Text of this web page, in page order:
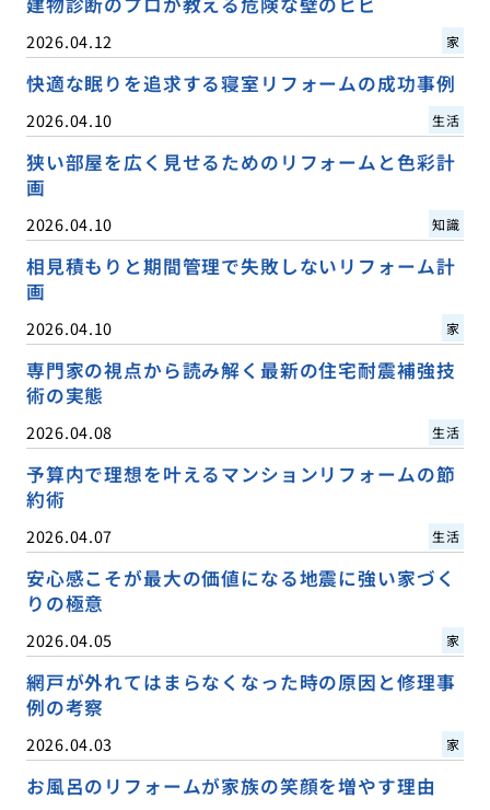
2026.04.12 家
快適な眠りを追求する寝室リフォームの成功事例
2026.04.10 生活
狭い部屋を広く見せるためのリフォームと色彩計
画
2026.04.10 知識
相見積もりと期間管理で失敗しないリフォーム計
画
2026.04.10 家
専門家の視点から読み解く最新の住宅耐震補強技
術の実態
2026.04.08 生活
予算内で理想を叶えるマンションリフォームの節
約術
2026.04.07 生活
安心感こそが最大の価値になる地震に強い家づく
りの極意
2026.04.05 家
網戸が外れてはまらなくなった時の原因と修理事
例の考察
2026.04.03 家
お風呂のリフォームが家族の笑顔を増やす理由